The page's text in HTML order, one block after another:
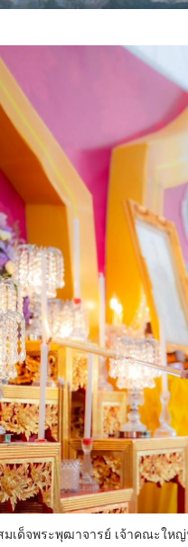
เด็จพระพุฒาจารย์ เจ้าคณะให